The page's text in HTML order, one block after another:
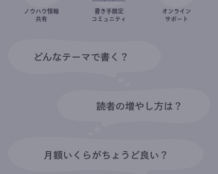
ノウハウ情報
共有
書き手限定
コミュニティ
オンライン
サポート